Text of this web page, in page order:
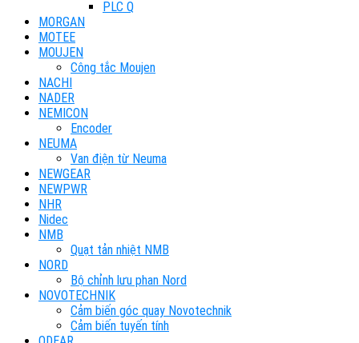
PLC Q
MORGAN
MOTEE
MOUJEN
Công tắc Moujen
NACHI
NADER
NEMICON
Encoder
NEUMA
Van điện từ Neuma
NEWGEAR
NEWPWR
NHR
Nidec
NMB
Quạt tản nhiệt NMB
NORD
Bộ chỉnh lưu phan Nord
NOVOTECHNIK
Cảm biến góc quay Novotechnik
Cảm biến tuyến tính